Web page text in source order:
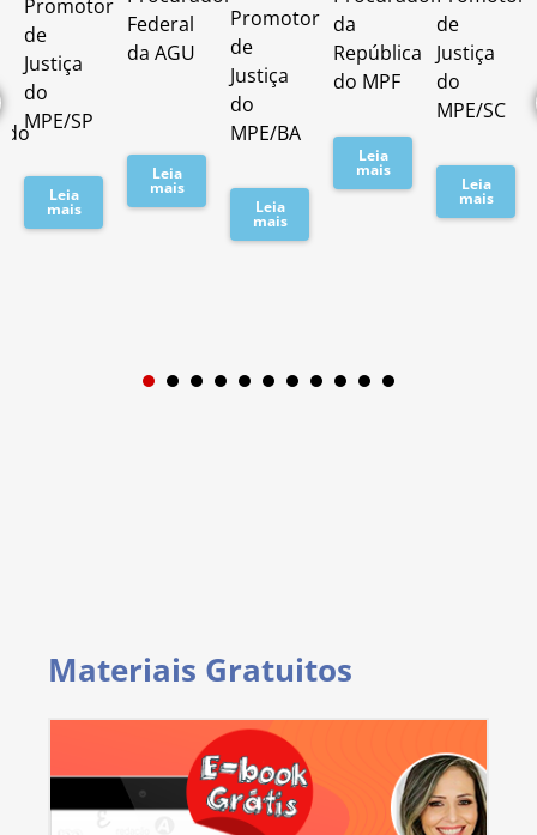
Promotor
de
Justiça
do
MPE/SP
Leia
mais
Federal
da AGU
Leia
mais
Promotor
de
Justiça
do
MPE/BA
Leia
mais
da
República
do MPF
Leia
mais
de
Justiça
do
MPE/SC
Leia
mais
1 2 3
Materiais Gratuitos